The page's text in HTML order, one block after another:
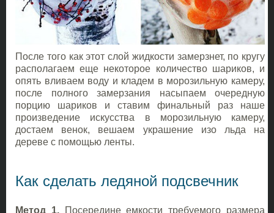
После того как этот слой жидкости замерзнет, по кругу
располагаем еще некоторое количество шариков, и
опять вливаем воду и кладем в морозильную камеру,
после полного замерзания насыпаем очередную
порцию шариков и ставим финальный раз наше
произведение искусства в морозильную камеру,
достаем венок, вешаем украшение изо льда на
дереве с помощью ленты.
Как сделать ледяной подсвечник
Метод 1.Посередине емкости требуемого размера